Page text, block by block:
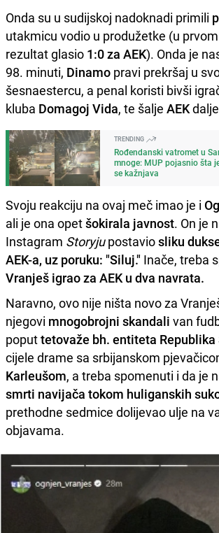
Onda su u sudijskoj nadoknadi primili
utakmicu vodio u produžetke (u
rezultat glasio 1:0 za AEK). Onda je
98. minuti, Dinamo pravi prekršaj u
šesnaestercu, a penal koristi bivši
kluba Domagoj Vida, te šalje AEK
TRENDING
Rođendanski vatromet u
mnoge: MUP pojasnio šta
se kažnjava
Svoju reakciju na ovaj meč imao je i
ali je ona opetšokirala javnost. On je
Instagram Storyjupostaviosliku
AEK-a, uz poruku: "Siluj." Inače, treba
Vranješ igrao za AEK u dva navrata.
Naravno, ovo nije ništa novo za
njegovi mnogobrojni skandali van
poputtetovaže bh. entiteta Republika
cijele drame sa srbijanskom
Karleušom, a treba spomenuti i da je
smrti navijača tokom huliganskih
prethodne sedmice dolijevao ulje na
objavama.